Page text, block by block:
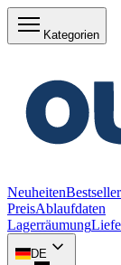
Kategorien
NeuheitenBestseller
PreisAblaufdaten
Lagerräumung
DE